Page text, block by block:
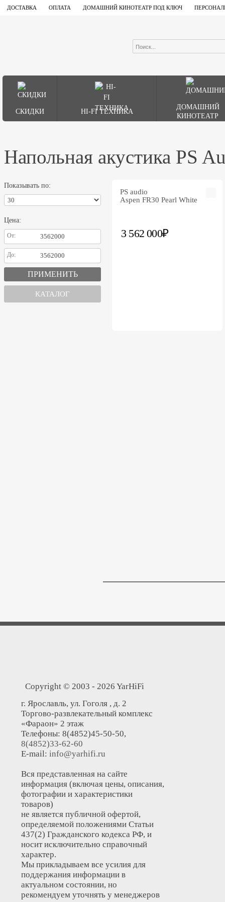
ДОСТАВКА ОПЛАТА ДОМАШНИЙ КИНОТЕАТР ПОД КЛЮЧ
СКИДКИ HI-FI ТЕХНИКА
ДОМАШНИЙ
КИНОТЕАТР
Напольная акустика PS
Показывать по:
Цена:
От:
До:
КАТАЛОГ
PS audio
Aspen FR30 Pearl White
3 562 000₽
Copyright © 2003 - 2026 YarHiFi
г. Ярославль, ул. Гоголя , д. 2
Торгово-развлекательный комплекс
«Фараон» 2 этаж
Телефоны: 8(4852)45-50-50,
8(4852)33-62-60
E-mail: info@yarhifi.ru
Вся представленная на сайте
информация (включая цены, описания,
фотографии и характеристики
товаров)
не является публичной офертой,
определяемой положениями Статьи
437(2) Гражданского кодекса РФ, и
носит исключительно справочный
характер.
Мы прикладываем все усилия для
поддержания информации в
актуальном состоянии, но
рекомендуем уточнять у менеджеров